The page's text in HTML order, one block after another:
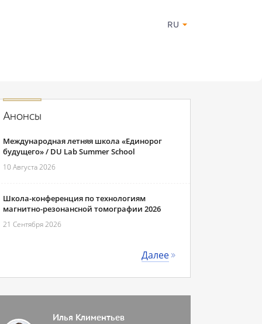
RU
Анонсы
Международная летняя школа «Единорог
будущего» / DU Lab Summer School
10 Августа 2026
Школа-конференция по технологиям
магнитно-резонансной томографии 2026
21 Сентября 2026
Далее
Илья Климентьев